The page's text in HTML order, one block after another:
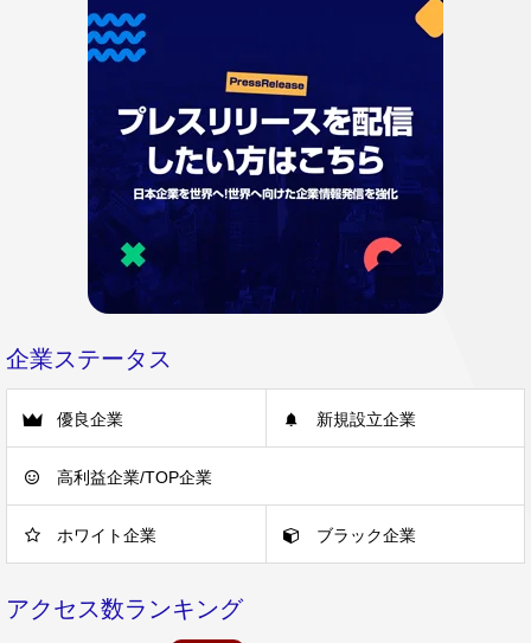
企業ステータス
優良企業 新規設立企業
高利益企業/TOP企業
ホワイト企業 ブラック企業
アクセス数ランキング